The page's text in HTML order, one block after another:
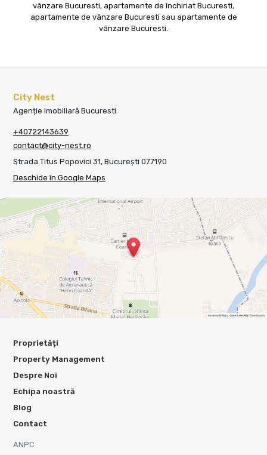
vânzare Bucuresti, apartamente de închiriat Bucuresti,
apartamente de vânzare Bucuresti sau apartamente de
vânzare Bucuresti
City Nest
Agenție imobiliară Bucuresti
+40722143639
contact@city-nest.ro
Strada Titus Popovici 31, București 077190
Deschide în Google Maps
Proprietăți
Property Management
Despre Noi
Echipa noastră
Blog
Contact
ANPC